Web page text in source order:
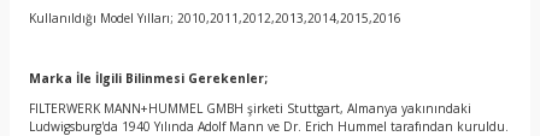
Kullanıldığı Model Yılları; 2010,2011,2012,2013,2014,2015,2016
Marka İle İlgili Bilinmesi Gerekenler;
FILTERWERK MANN+HUMMEL GMBH şirketi Stuttgart, Almanya yakınındaki
Ludwigsburg'da 1940 Yılında Adolf Mann ve Dr. Erich Hummel tarafından kuruldu.